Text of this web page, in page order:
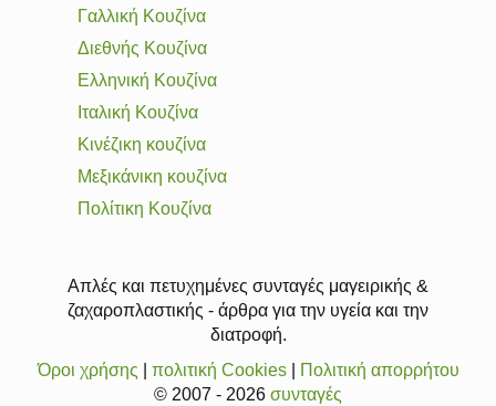
Γαλλική Κουζίνα
Διεθνής Κουζίνα
Ελληνική Κουζίνα
Ιταλική Κουζίνα
Κινέζικη κουζίνα
Μεξικάνικη κουζίνα
Πολίτικη Κουζίνα
Απλές και πετυχημένες συνταγές μαγειρικής &
ζαχαροπλαστικής - άρθρα για την υγεία και την
διατροφή.
Όροι χρήσης
πολιτική Cookies|
Πολιτική απορρήτου
© 2007 - 2026 συνταγές